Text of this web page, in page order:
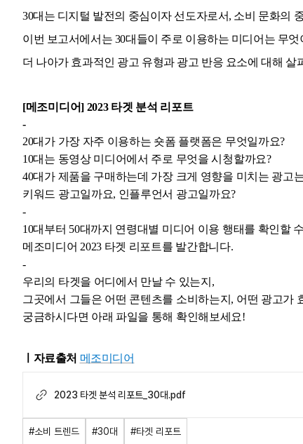
30대는 디지털 발전의 중심이자 선도자로서, 소비 문화의
이번 보고서에서는 30대들이 주로 이용하는 미디어는 무
더 나아가 효과적인 광고 유형과 광고 반응 요소에 대해
[메조미디어] 2023 타겟 분석 리포트
-
20대가 가장 자주 이용하는 숏폼 플랫폼은 무엇일까요?
10대는 동영상 미디어에서 주로 무엇을 시청할까요?
40대가 제품을 구매하는데 가장 크게 영향을 미치는 광고
키워드 광고일까요, 인플루언서 광고일까요?
-
10대부터 50대까지 연령대별 미디어 이용 행태를 확인할
메조미디어 2023 타겟 리포트를 발간합니다.
-
우리의 타겟을 어디에서 만날 수 있는지,
그곳에서 그들은 어떤 콘텐츠를 소비하는지, 어떤 광고가
궁금하시다면 아래 파일을 통해 확인해보세요!
ㅣ자료출처 메조미디어
2023 타겟 분석 리포트_30대.pdf
#소비 트렌드 #30대 #타겟 리포트